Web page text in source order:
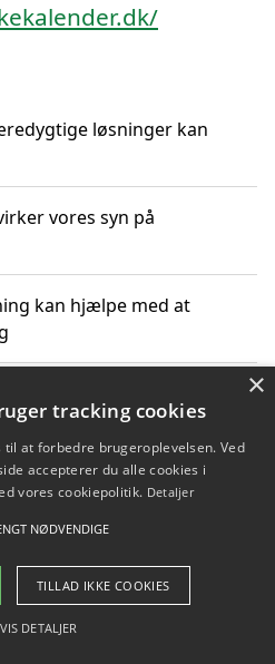
løsninger kan
vores syn på
kan hjælpe med at
online kan inspirere til
for at spare på
udledning
- Pilanto Aps
×
tracking cookies
at forbedre brugeroplevelsen. Ved
accepterer du alle cookies i
vores cookiepolitik. Detaljer
NØDVENDIGE
TILLAD IKKE COOKIES
VIS DETALJER